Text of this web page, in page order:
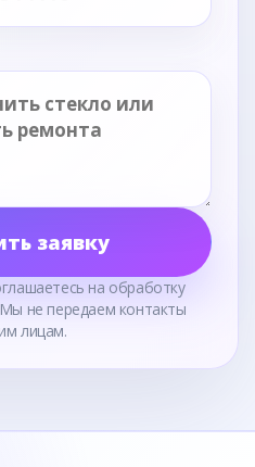
заявку
на обработку
не передаем контакты
лицам.